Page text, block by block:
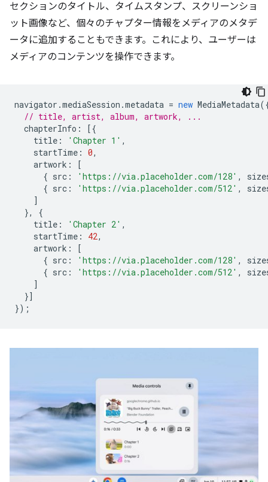
セクションのタイトル、タイムスタンプ、スクリーンショ
ット画像など、個々のチャプター情報をメディアのメタデ
ータに追加することもできます。これにより、ユーザーは
メディアのコンテンツを操作できます。
navigator .mediaSession .metadata = new MediaMetadata
// title, artist, album, artwork, ...
chapterInfo :
[{
title : 'Chapter 1' ,
startTime : 0,
artwork :
[
{ src : 'https://via.placeholder.com/128' ,
{ src : 'https://via.placeholder.com/512' ,
]
},
{
title : 'Chapter 2' ,
startTime : 42,
artwork :
[
{ src : 'https://via.placeholder.com/128' ,
{ src : 'https://via.placeholder.com/512' ,
]
}]
});